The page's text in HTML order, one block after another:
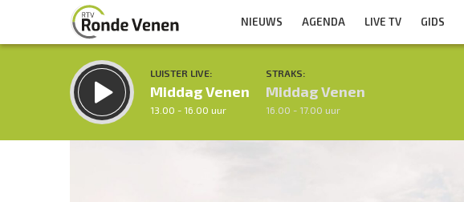
NIEUWS AGENDA LIVE TV GIDS
LUISTER LIVE:
Middag Venen
13.00 - 16.00 uur
STRAKS:
Middag Venen
16.00 - 17.00 uur